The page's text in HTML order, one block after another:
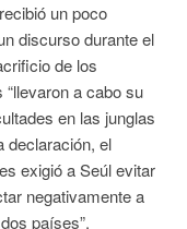
un poco
discurso durante el
de los
a cabo su
en las junglas
declaración, el
exigió a Seúl evitar
negativamente a
países”.